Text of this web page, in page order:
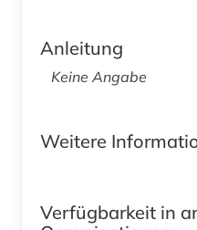
Anleitung
Keine Angabe
Weitere
Verfügbarkeit in